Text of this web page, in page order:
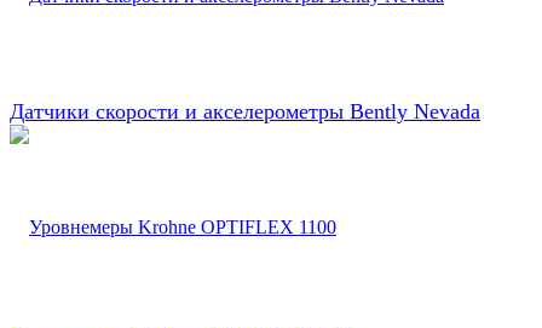
Датчики скорости и акселерометры Bently Nevada